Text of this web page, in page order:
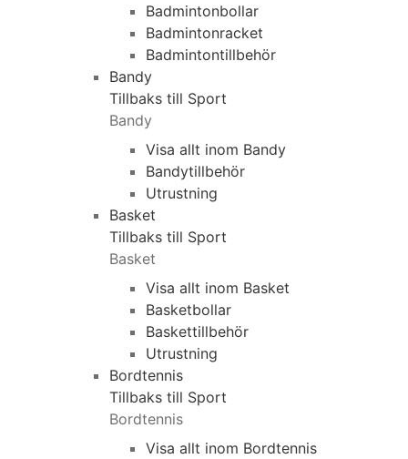
Badmintonbollar
Badmintonracket
Badmintontillbehör
Bandy
Tillbaks till Sport
Bandy
Visa allt inom Bandy
Bandytillbehör
Utrustning
Basket
Tillbaks till Sport
Basket
Visa allt inom Basket
Basketbollar
Baskettillbehör
Utrustning
Bordtennis
Tillbaks till Sport
Bordtennis
Visa allt inom Bordtennis